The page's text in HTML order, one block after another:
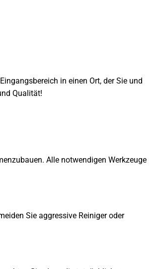
in einen Ort, der Sie und
Qualität!
Alle notwendigen Werkzeuge
Sie aggressive Reiniger oder